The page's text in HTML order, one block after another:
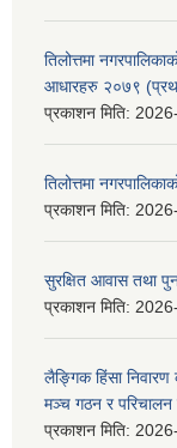
तिलोत्तमा
आधारहरु २०७९
प्रकाशन मिति:
तिलोत्तमा
प्रकाशन मिति:
सुरक्षित आवास तथा
प्रकाशन मिति:
लैङ्गिक हिंसा निवारण
मञ्च गठन र परिचालन
प्रकाशन मिति: